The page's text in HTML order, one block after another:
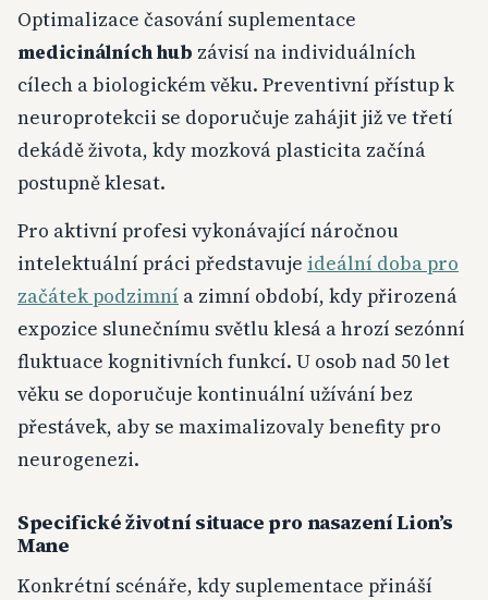
Optimalizace časování suplementace
medicinálních hub závisí na individuálních
cílech a biologickém věku. Preventivní přístup k
neuroprotekcii se doporučuje zahájit již ve třetí
dekádě života, kdy mozková plasticita začíná
postupně klesat.
Pro aktivní profesi vykonávající náročnou
intelektuální práci představuje ideální doba pro
začátek podzimní a zimní období, kdy přirozená
expozice slunečnímu světlu klesá a hrozí sezónní
fluktuace kognitivních funkcí. U osob nad 50 let
věku se doporučuje kontinuální užívání bez
přestávek, aby se maximalizovaly benefity pro
neurogenezi.
Specifické životní situace pro nasazení Lion’s
Mane
Konkrétní scénáře, kdy suplementace přináší